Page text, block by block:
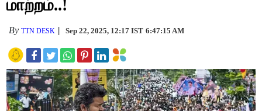
மாற்றம்..!
ByTTN DESK Sep 22, 2025, 12:17 IST 6:47:15 AM